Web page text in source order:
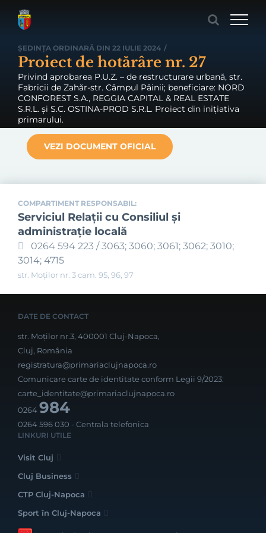
ȘEDINȚA ORDINARĂ DIN 22 IULIE 2024 /
Proiect de hotărâre nr. 27
Privind aprobarea P.U.Z. – de restructurare urbană, str.
Fabricii de Zahăr-str. Câmpul Pâinii; beneficiare: NORD
CONFOREST S.A., REGGIA CAPITAL & REAL ESTATE
S.R.L. și S.C. OSTINA-PROD S.R.L. Proiect din inițiativa
primarului.
VEZI DOCUMENT OFICIAL
COMPARTIMENT RESPONSABIL:
Serviciul Relaţii cu Consiliul şi
administraţie locală
0264 594 223 / 3063; 3060; 3061; 3062; 3010;
3014; 4715
str. Moților nr. 3 cam. 95, 96, 97
DATE DE CONTACT
str. Moților nr.3, 400001 Cluj-Napoca,
Cluj, România
registratura@primariaclujnapoca.ro
Comunicare carte de identitate conform Legii 9/2023:
carte_identitate@primariaclujnapoca.ro
0264984
0264 596 030 - Centrala telefonica
LINKURI UTILE
Visit Cluj
Cluj Business
CTP Cluj-Napoca
Sport în Cluj-Napoca